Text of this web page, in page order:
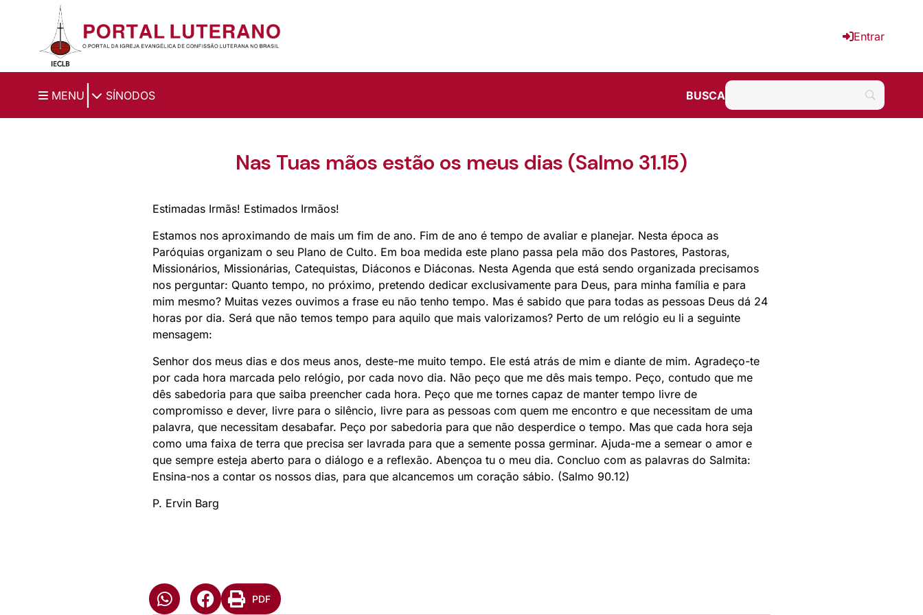
Ir para o conteúdo principal
Entrar
MENU SÍNODOS BUSCA
Nas Tuas mãos estão os meus dias (Salmo 31.15)
Estimadas Irmãs! Estimados Irmãos!
Estamos nos aproximando de mais um fim de ano. Fim de ano é tempo de avaliar e planejar. Nesta época as
Paróquias organizam o seu Plano de Culto. Em boa medida este plano passa pela mão dos Pastores, Pastoras,
Missionários, Missionárias, Catequistas, Diáconos e Diáconas. Nesta Agenda que está sendo organizada precisamos
nos perguntar: Quanto tempo, no próximo, pretendo dedicar exclusivamente para Deus, para minha família e para
mim mesmo? Muitas vezes ouvimos a frase eu não tenho tempo. Mas é sabido que para todas as pessoas Deus dá 24
horas por dia. Será que não temos tempo para aquilo que mais valorizamos? Perto de um relógio eu li a seguinte
mensagem:
Senhor dos meus dias e dos meus anos, deste-me muito tempo. Ele está atrás de mim e diante de mim. Agradeço-te
por cada hora marcada pelo relógio, por cada novo dia. Não peço que me dês mais tempo. Peço, contudo que me
dês sabedoria para que saiba preencher cada hora. Peço que me tornes capaz de manter tempo livre de
compromisso e dever, livre para o silêncio, livre para as pessoas com quem me encontro e que necessitam de uma
palavra, que necessitam desabafar. Peço por sabedoria para que não desperdice o tempo. Mas que cada hora seja
como uma faixa de terra que precisa ser lavrada para que a semente possa germinar. Ajuda-me a semear o amor e
que sempre esteja aberto para o diálogo e a reflexão. Abençoa tu o meu dia. Concluo com as palavras do Salmita:
Ensina-nos a contar os nossos dias, para que alcancemos um coração sábio. (Salmo 90.12)
P. Ervin Barg
PDF